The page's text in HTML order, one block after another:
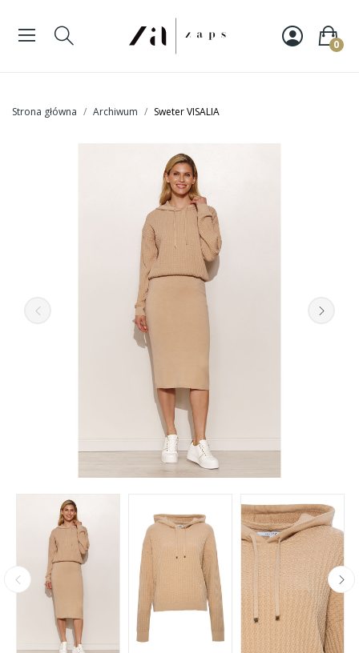
0
Strona główna Archiwum Sweter VISALIA